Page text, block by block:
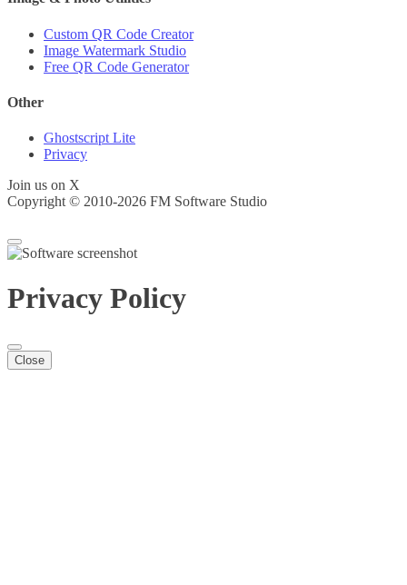
Custom QR Code Creator
Image Watermark Studio
Free QR Code Generator
Other
Ghostscript Lite
Privacy
Join us on X
Copyright © 2010-2026 FM Software Studio
Privacy Policy
Close